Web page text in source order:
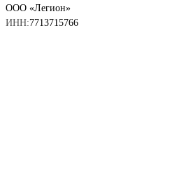
ООО «Легион»
ИНН:7713715766